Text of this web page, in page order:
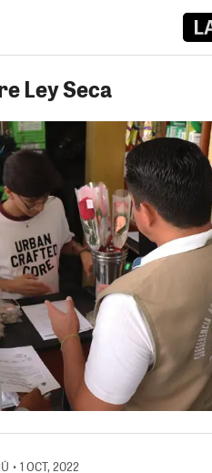
Ley Seca
• 1 OCT, 2022